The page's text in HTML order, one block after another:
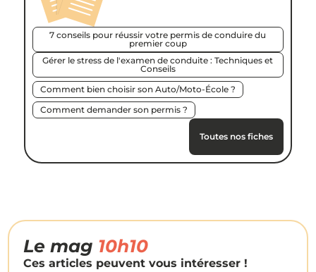
7 conseils pour réussir votre permis de conduire du
premier coup
Gérer le stress de l'examen de conduite : Techniques et
Conseils
Comment bien choisir son Auto/Moto-École ?
Comment demander son permis ?
Toutes nos fiches
Le mag 10h10
Ces articles peuvent vous intéresser !